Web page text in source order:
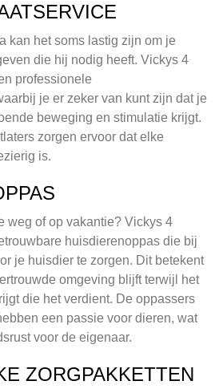
kan het soms lastig zijn om je
die hij nodig heeft. Vickys 4
professionele
je er zeker van kunt zijn dat je
beweging en stimulatie krijgt.
zorgen ervoor dat elke
is.
weg of op vakantie? Vickys 4
huisdierenoppas die bij
je huisdier te zorgen. Dit betekent
omgeving blijft terwijl het
die het verdient. De oppassers
een passie voor dieren, wat
voor de eigenaar.
ZORGPAKKETTEN